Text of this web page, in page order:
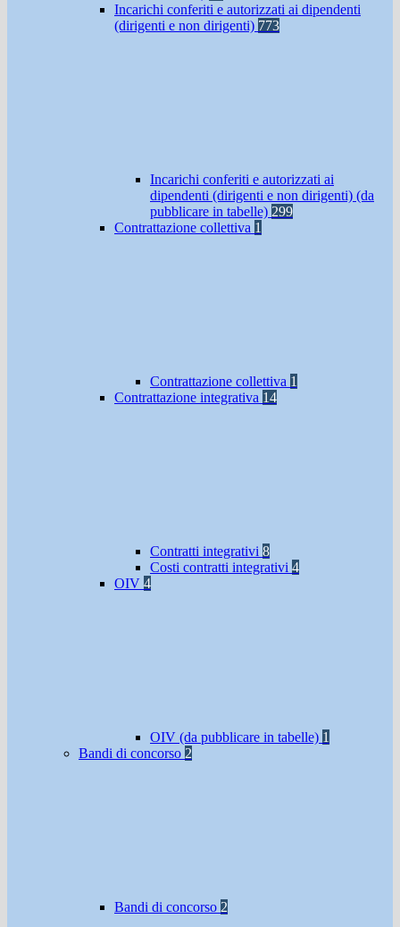
Incarichi conferiti e autorizzati ai dipendenti
(dirigenti e non dirigenti) 773
Incarichi conferiti e autorizzati ai
dipendenti (dirigenti e non dirigenti) (da
pubblicare in tabelle) 299
Contrattazione collettiva 1
Contrattazione collettiva 1
Contrattazione integrativa 14
Contratti integrativi 8
Costi contratti integrativi 4
OIV 4
OIV (da pubblicare in tabelle) 1
Bandi di concorso 2
Bandi di concorso 2